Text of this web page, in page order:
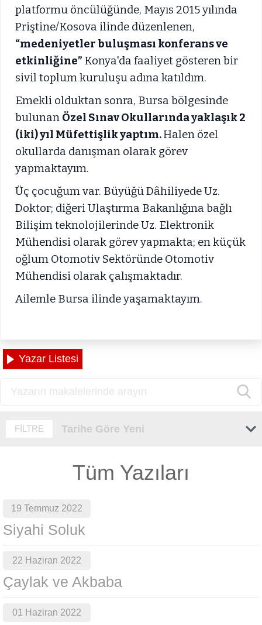
platformu öncülüğünde, Mayıs 2015 yılında
Priştine/Kosova ilinde düzenlenen,
“medeniyetler buluşması konferans ve
etkinliğine” Konya'da faaliyet gösteren bir
sivil toplum kuruluşu adına katıldım.
Emekli olduktan sonra, Bursa bölgesinde
bulunan Özel Sınav Okullarında yaklaşık 2
(iki) yıl Müfettişlik yaptım.Halen özel
okullarda danışman olarak görev
yapmaktayım.
Üç çocuğum var. Büyüğü Dâhiliyede Uz.
Doktor; diğeri Ulaştırma Bakanlığına bağlı
Bilişim teknolojilerinde Uz. Elektronik
Mühendisi olarak görev yapmakta; en küçük
oğlum Otomotiv Sektöründe Otomotiv
Mühendisi olarak çalışmaktadır.
Ailemle Bursa ilinde yaşamaktayım.
Yazar Listesi
FİLTRE Tarihe Göre Yeni
Tüm Yazıları
19 Temmuz 2022
Siyahi Soluk
22 Haziran 2022
Çaylak ve Akbaba
01 Haziran 2022